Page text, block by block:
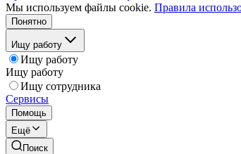
Мы используем файлы cookie. Правила
Понятно
Ищу работу
Ищу работу
Ищу работу
Ищу сотрудника
Сервисы
Помощь
Ещё
Поиск